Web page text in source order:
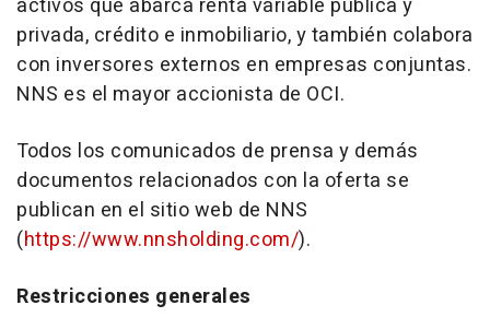
activos que abarca renta variable pública y
privada, crédito e inmobiliario, y también colabora
con inversores externos en empresas conjuntas.
NNS es el mayor accionista de OCI.
Todos los comunicados de prensa y demás
documentos relacionados con la oferta se
publican en el sitio web de NNS
(https://www.nnsholding.com/).
Restricciones generales